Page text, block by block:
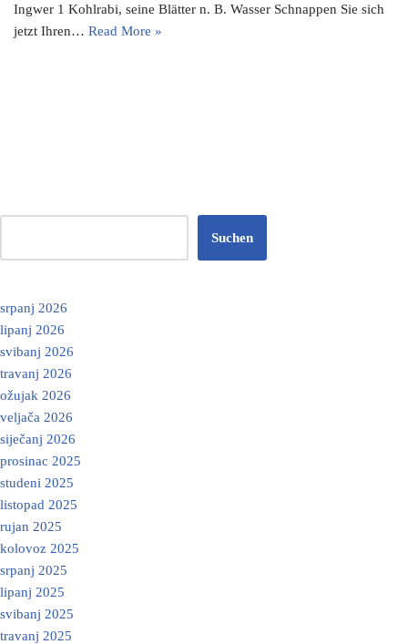
Ingwer 1 Kohlrabi, seine Blätter n. B. Wasser Schnappen Sie sich
jetzt Ihren… Read More »
Suchen
srpanj 2026
lipanj 2026
svibanj 2026
travanj 2026
ožujak 2026
veljača 2026
siječanj 2026
prosinac 2025
studeni 2025
listopad 2025
rujan 2025
kolovoz 2025
srpanj 2025
lipanj 2025
svibanj 2025
travanj 2025